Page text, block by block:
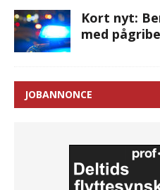
Kort nyt:
med
JOBANNONCE